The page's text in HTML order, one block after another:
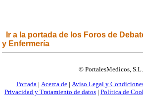
Ir a la portada de los Foros de
y Enfermería
© PortalesMedicos, S.L.
Portada | Acerca de | Aviso Legal y
Privacidad y Tratamiento de datos | Política de